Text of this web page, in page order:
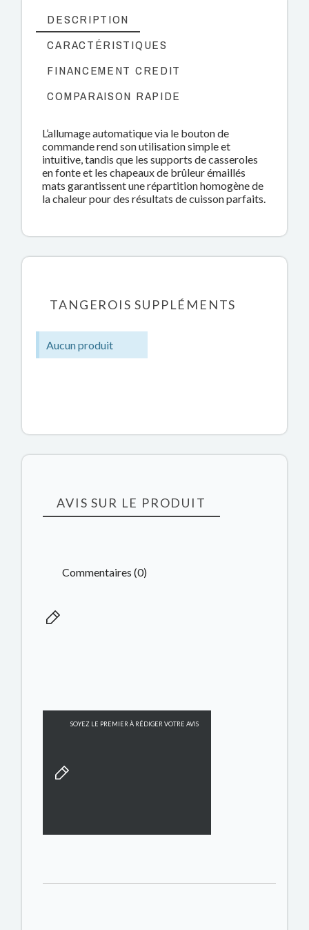
DESCRIPTION
CARACTÉRISTIQUES
FINANCEMENT CREDIT
COMPARAISON RAPIDE
L’allumage automatique via le bouton de
commande rend son utilisation simple et
intuitive, tandis que les supports de casseroles
en fonte et les chapeaux de brûleur émaillés
mats garantissent une répartition homogène de
la chaleur pour des résultats de cuisson parfaits.
TANGEROIS SUPPLÉMENTS
Aucun produit
AVIS SUR LE PRODUIT
Commentaires (0)
SOYEZ LE PREMIER À RÉDIGER VOTRE AVIS